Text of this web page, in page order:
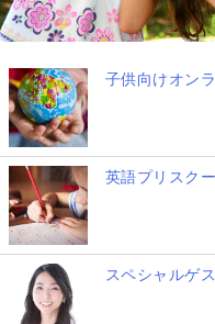
子供向けオン
英語プリスク
スペシャルゲ